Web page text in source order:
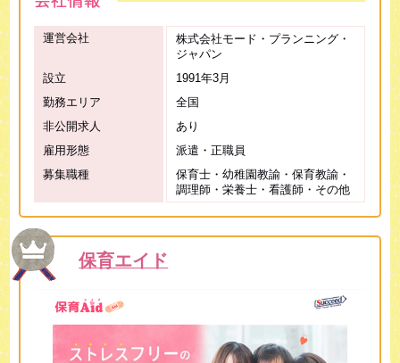
運営会社
株式会社モード・プランニング・
ジャパン
設立
1991年3月
勤務エリア
全国
非公開求人
あり
雇用形態
派遣・正職員
募集職種
保育士・幼稚園教諭・保育教諭・
調理師・栄養士・看護師・その他
保育エイド